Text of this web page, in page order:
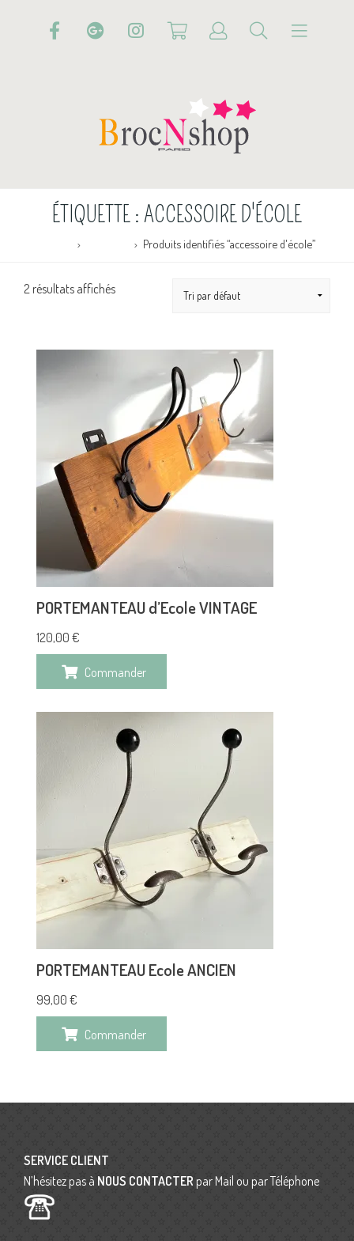
ÉTIQUETTE : ACCESSOIRE D'ÉCOLE
Produits identifiés “accessoire d'école”
2 résultats affichés
PORTEMANTEAU d’Ecole VINTAGE
120,00 €
Commander
PORTEMANTEAU Ecole ANCIEN
99,00 €
Commander
SERVICE CLIENT
N’hésitez pas à NOUS CONTACTER par Mail ou par Téléphone